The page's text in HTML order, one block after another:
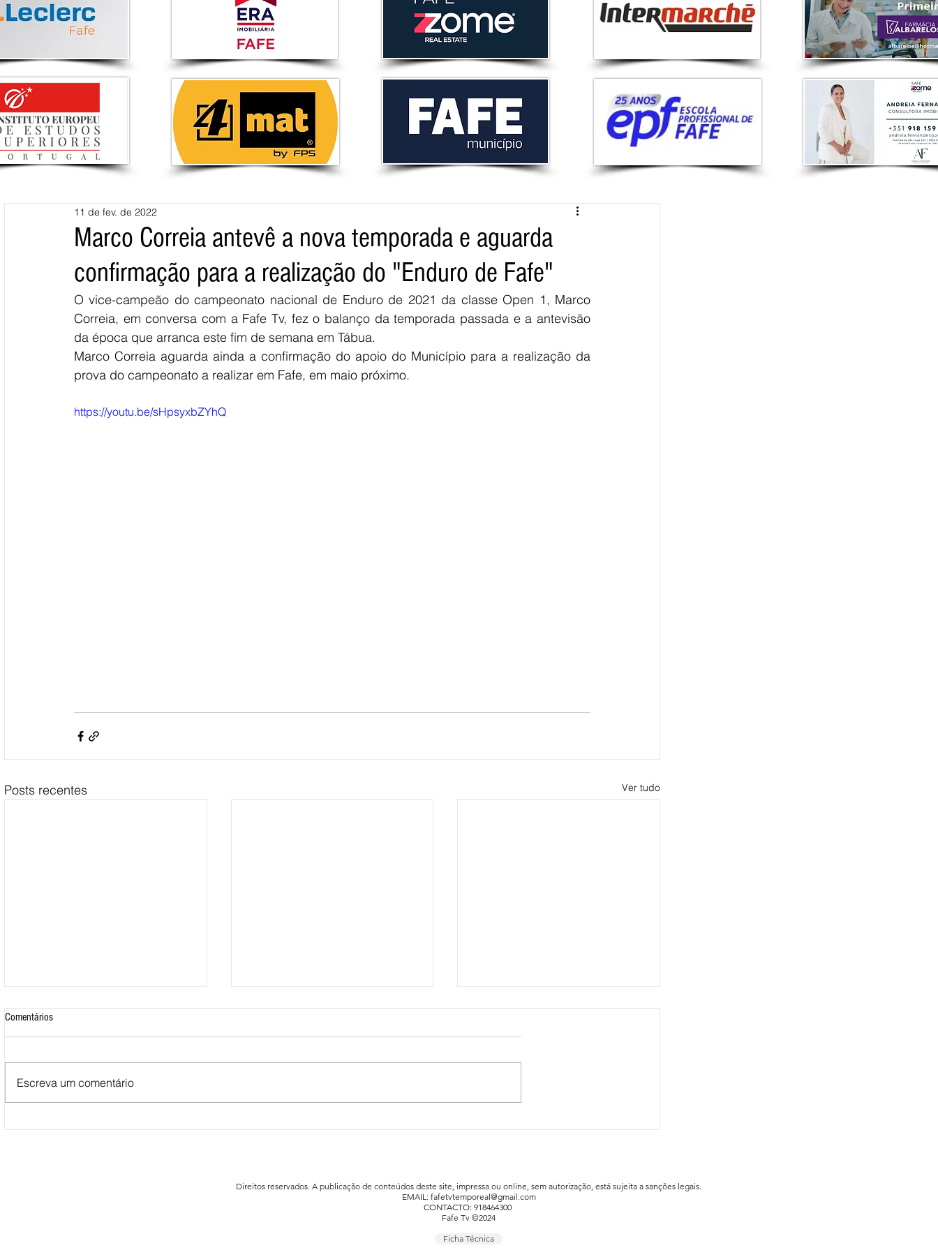
Marco Correia antevê a nova temporada e aguarda
confirmação para a realização do "Enduro de Fafe"
11 de fev. de 2022
O vice-campeão do campeonato nacional de Enduro de 2021 da classe Open 1, Marco
Correia, em conversa com a Fafe Tv, fez o balanço da temporada passada e a antevisão
da época que arranca este fim de semana em Tábua.
Marco Correia aguarda ainda a confirmação do apoio do Município para a realização da
prova do campeonato a realizar em Fafe, em maio próximo.
https://youtu.be/sHpsyxbZYhQ
Posts recentes Ver tudo
Comentários
Escreva um comentário
Direitos reservados. A publicação de conteúdos deste site, impressa ou online, sem autorização, está sujeita a sanções legais.
EMAIL: fafetvtemporeal@gmail.com
CONTACTO: 918464300
Fafe Tv ©2024
Ficha Técnica